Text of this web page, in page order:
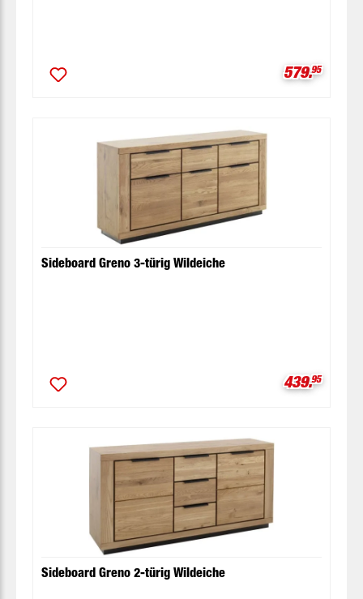
579.95
Sideboard Greno 3-türig Wildeiche
439.95
Sideboard Greno 2-türig Wildeiche